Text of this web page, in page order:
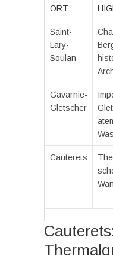
ORT
Saint-
Lary-
Soulan
Gavarnie-
Gletscher
Cauterets